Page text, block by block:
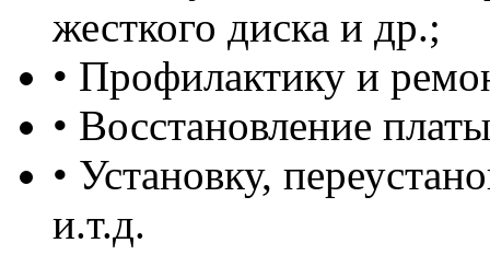
жесткого диска и др.;
• Профилактику и
• Восстановление
• Установку,
и.т.д.